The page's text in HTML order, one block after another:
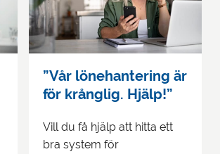
”Vår lönehantering är
för krånglig. Hjälp!”
Vill du få hjälp att hitta ett
bra system för